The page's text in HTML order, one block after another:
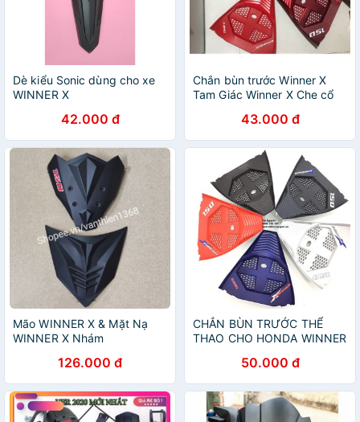
Dè kiểu Sonic dùng cho xe
WINNER X
42.000 đ
Chắn bùn trước Winner X
Tam Giác Winner X Che cổ
43.000 đ
Mão WINNER X & Mặt Nạ
WINNER X Nhám
126.000 đ
CHẮN BÙN TRƯỚC THỂ
THAO CHO HONDA WINNER
50.000 đ